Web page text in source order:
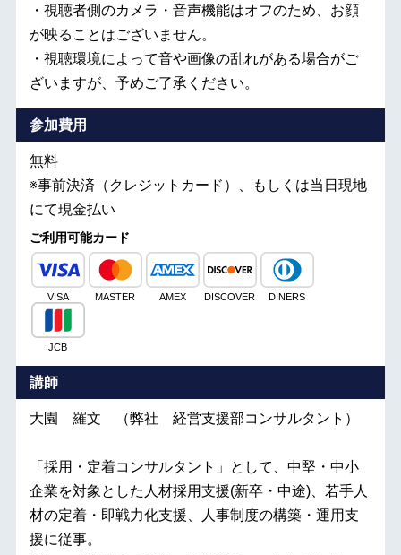
・視聴者側のカメラ・音声機能はオフのため、お顔
が映ることはございません。
・視聴環境によって音や画像の乱れがある場合がご
ざいますが、予めご了承ください。
参加費用
無料
※事前決済（クレジットカード）、もしくは当日現地
にて現金払い
ご利用可能カード
VISA MASTER AMEX DISCOVER DINERS
JCB
講師
大園 羅文 （弊社 経営支援部コンサルタント）
「採用・定着コンサルタント」として、中堅・中小
企業を対象とした人材採用支援(新卒・中途)、若手人
材の定着・即戦力化支援、人事制度の構築・運用支
援に従事。